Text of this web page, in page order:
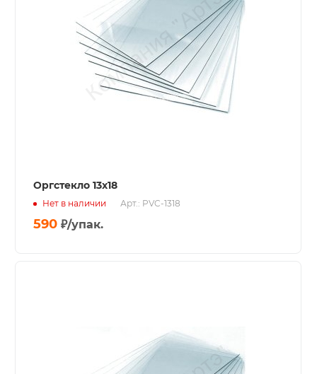
Оргстекло 13х18
Нет в наличии Арт.: PVC-1318
590 ₽/упак.